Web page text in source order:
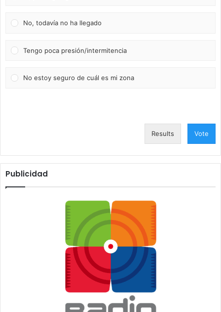
No, todavía no ha llegado
Tengo poca presión/intermitencia
No estoy seguro de cuál es mi zona
Results Vote
Publicidad